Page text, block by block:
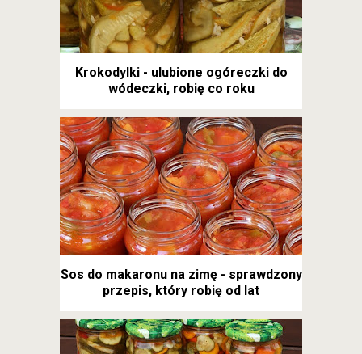
Krokodylki - ulubione ogóreczki do
wódeczki, robię co roku
Sos do makaronu na zimę - sprawdzony
przepis, który robię od lat